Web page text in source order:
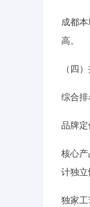
成都
高。
（四
综合
品牌
核心
计独立
独家